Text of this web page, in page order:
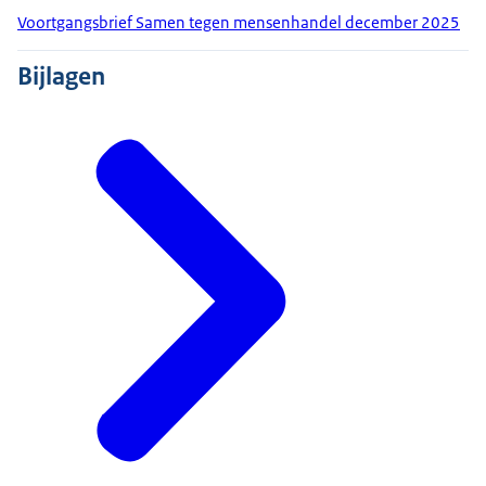
Voortgangsbrief Samen tegen mensenhandel december 2025
Bijlagen